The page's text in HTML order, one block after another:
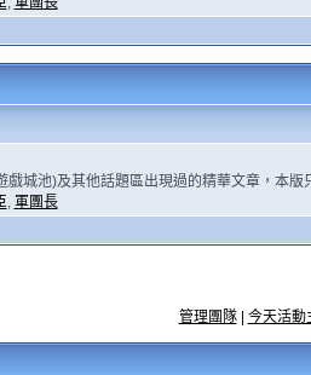
戲城池)及其他話題區出現過的精華文章，本版
, 軍團長
管理團隊| 今天活動